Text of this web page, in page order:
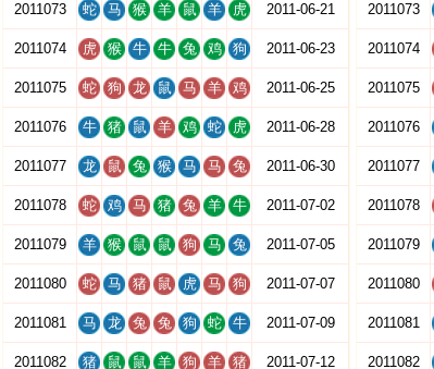
2011073 蛇 马 猴 羊 鼠 羊 虎 2011-06-21
2011074 虎 猴 牛 牛 兔 鸡 狗 2011-06-23
2011075 蛇 狗 龙 鼠 马 羊 鸡 2011-06-25
2011076 牛 猪 鼠 羊 鸡 蛇 虎 2011-06-28
2011077 龙 鼠 兔 猴 马 马 兔 2011-06-30
2011078 蛇 鸡 马 猪 兔 羊 牛 2011-07-02
2011079 羊 猴 鼠 鼠 狗 马 兔 2011-07-05
2011080 蛇 马 猪 鼠 虎 马 狗 2011-07-07
2011081 马 龙 兔 兔 狗 蛇 牛 2011-07-09
2011082 猪 鼠 鼠 羊 狗 羊 猪 2011-07-12
2011073
2011074
2011075
2011076
2011077
2011078
2011079
2011080
2011081
2011082